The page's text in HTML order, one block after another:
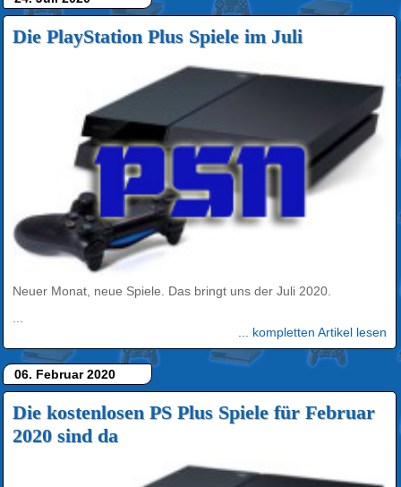
Die PlayStation Plus Spiele im Juli
Neuer Monat, neue Spiele. Das bringt uns der Juli 2020.
... kompletten Artikel lesen
06. Februar 2020
Die kostenlosen PS Plus Spiele für Februar
2020 sind da